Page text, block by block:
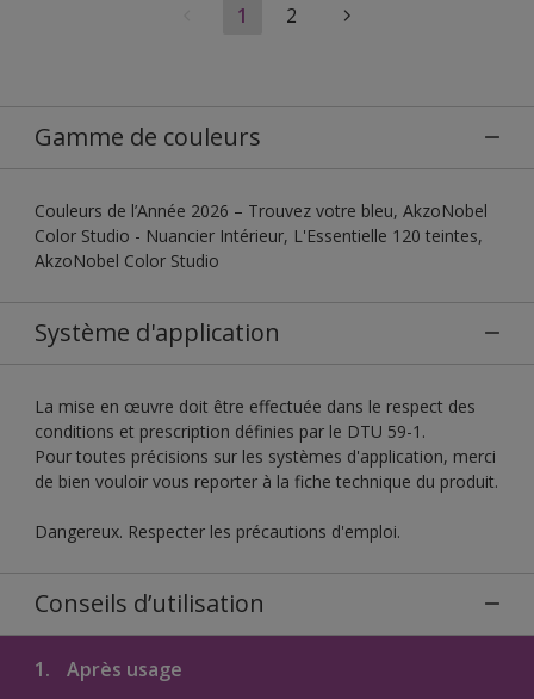
1 2
Gamme de couleurs
Couleurs de l’Année 2026 – Trouvez votre bleu, AkzoNobel
Color Studio - Nuancier Intérieur, L'Essentielle 120 teintes,
AkzoNobel Color Studio
Système d'application
La mise en œuvre doit être effectuée dans le respect des
conditions et prescription définies par le DTU 59-1.
Pour toutes précisions sur les systèmes d'application, merci
de bien vouloir vous reporter à la fiche technique du produit.
Dangereux. Respecter les précautions d'emploi.
Conseils d’utilisation
1. Après usage